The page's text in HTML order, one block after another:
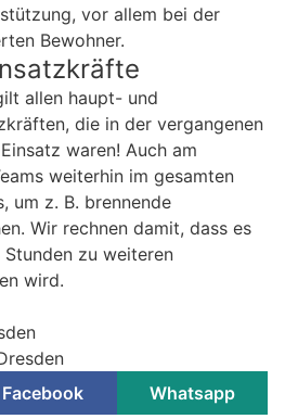
vor allem bei der
Bewohner.
allen haupt- und
die in der vergangenen
waren! Auch am
weiterhin im gesamten
um z. B. brennende
Wir rechnen damit, dass es
zu weiteren
wird.
Facebook Whatsapp